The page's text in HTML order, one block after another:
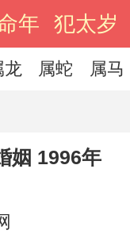
年 犯太岁
龙 属蛇 属马
姻 1996年